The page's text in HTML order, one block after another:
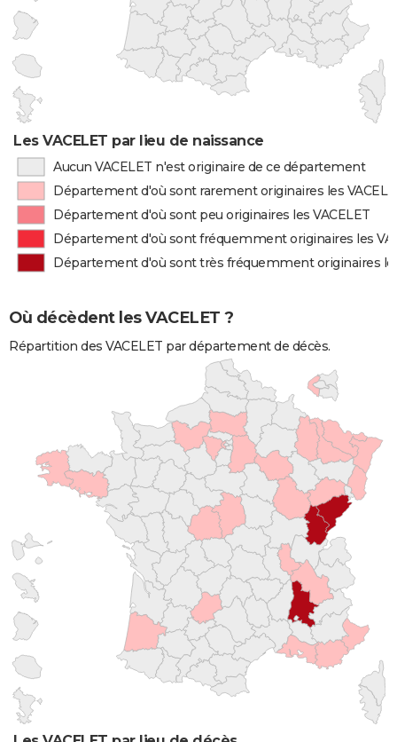
Les VACELET par lieu de naissance
Aucun VACELET n'est originaire de ce département
Département d'où sont rarement originaires les
Département d'où sont peu originaires les VACELET
Département d'où sont fréquemment originaires les
Département d'où sont très fréquemment originaires
Où décèdent les VACELET ?
Répartition des VACELET par département de décès.